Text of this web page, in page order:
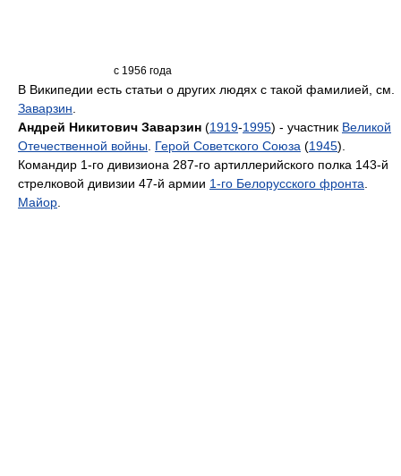
с 1956 года
В Википедии есть статьи о других людях с такой фамилией, см.
Заварзин
Андрей Никитович Заварзин (1919-1995) - участник Великой
Отечественной войны
Герой Советского Союза (1945).
Командир 1-го дивизиона 287-го артиллерийского полка 143-й
стрелковой дивизии 47-й армии 1-го Белорусского фронта
Майор